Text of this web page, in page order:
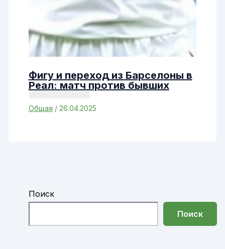
Фигу и переход из Барселоны в
Реал: матч против бывших
Общая / 26.04.2025
Поиск
Поиск